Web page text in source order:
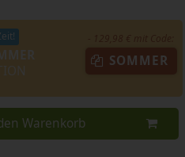
SOMMER
Warenkorb